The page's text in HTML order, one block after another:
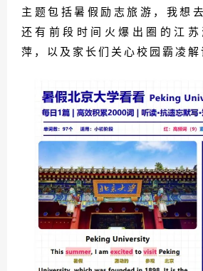
主题包括暑假励志旅游，我想
还有前段时间火爆出圈的江
萍，以及家长们关心校园霸凌